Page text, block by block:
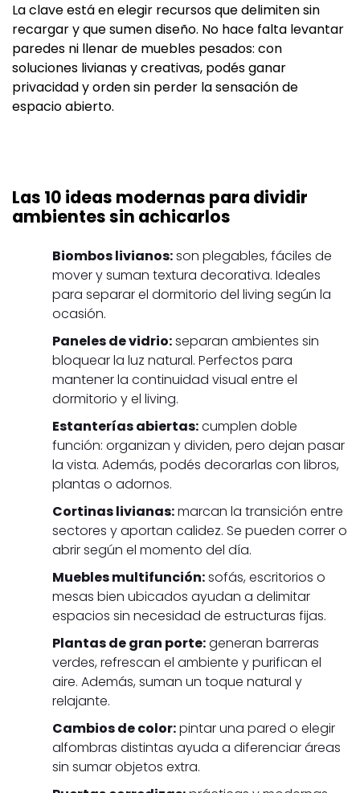
La clave está en elegir recursos que delimiten sin
recargar y que sumen diseño. No hace falta levantar
paredes ni llenar de muebles pesados: con
soluciones livianas y creativas, podés ganar
privacidad y orden sin perder la sensación de
espacio abierto.
Las 10 ideas modernas para dividir
ambientes sin achicarlos
Biombos livianos:son plegables, fáciles de
mover y suman textura decorativa. Ideales
para separar el dormitorio del living según la
ocasión.
Paneles de vidrio:separan ambientes sin
bloquear la luz natural. Perfectos para
mantener la continuidad visual entre el
dormitorio y el living.
Estanterías abiertas:cumplen doble
función: organizan y dividen, pero dejan pasar
la vista. Además, podés decorarlas con libros,
plantas o adornos.
Cortinas livianas:marcan la transición entre
sectores y aportan calidez. Se pueden correr o
abrir según el momento del día.
Muebles multifunción:sofás, escritorios o
mesas bien ubicados ayudan a delimitar
espacios sin necesidad de estructuras fijas.
Plantas de gran porte:generan barreras
verdes, refrescan el ambiente y purifican el
aire. Además, suman un toque natural y
relajante.
Cambios de color:pintar una pared o elegir
alfombras distintas ayuda a diferenciar áreas
sin sumar objetos extra.